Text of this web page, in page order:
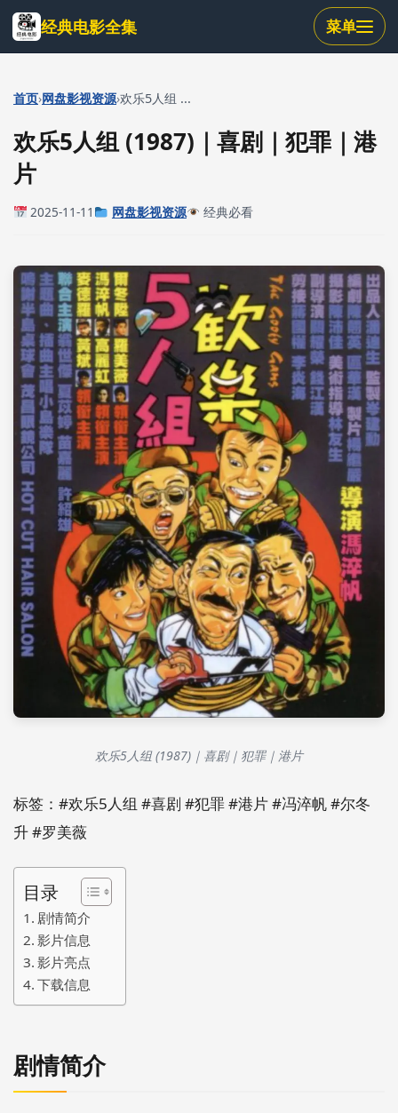
跳
到
主
内
经典电影全集 菜单
首页›网盘影视资源›欢乐5人组 ...
欢乐5人组 (1987)｜喜剧｜犯罪｜港
片
2025-11-11 网盘影视资源 经典必看
欢乐5人组 (1987)｜喜剧｜犯罪｜港片
标签：#欢乐5人组 #喜剧 #犯罪 #港片 #冯淬帆 #尔冬
升 #罗美薇
目录
剧情简介
影片信息
影片亮点
下载信息
剧情简介